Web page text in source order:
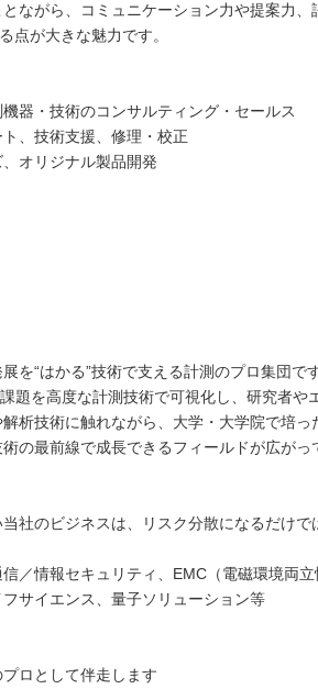
ながら、コミュニケーション力や提案力、
点が大きな魅力です。
器・技術のコンサルティング・セールス
、技術支援、修理・校正
オリジナル製品開発
を“はかる”技術で支える計測のプロ集団で
題を高度な計測技術で可視化し、研究者や
析技術に触れながら、大学・大学院で培っ
の最前線で成長できるフィールドが広がっ
社のビジネスは、リスク分散になるだけで
／情報セキュリティ、EMC（電磁環境両
サイエンス、量子ソリューション等
ロとして伴走します